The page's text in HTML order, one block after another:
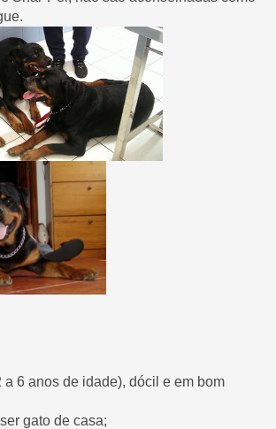
a 6 anos de idade), dócil e em bom
gato de casa;